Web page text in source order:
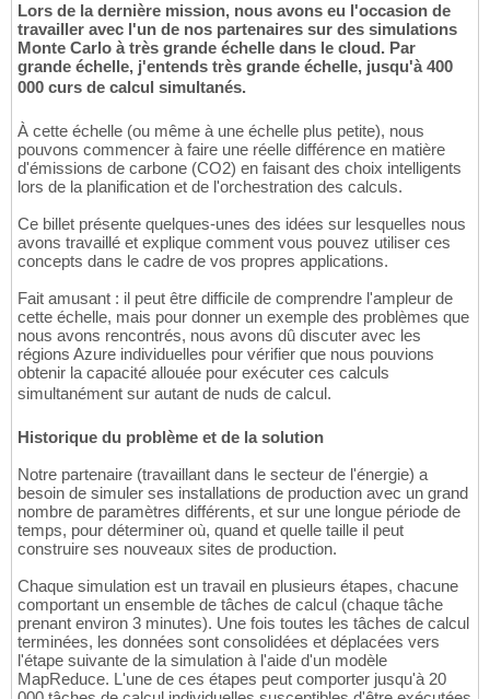
Lors de la dernière mission, nous avons eu l'occasion de
travailler avec l'un de nos partenaires sur des simulations
Monte Carlo à très grande échelle dans le cloud. Par
grande échelle, j'entends très grande échelle, jusqu'à 400
000 curs de calcul simultanés.
À cette échelle (ou même à une échelle plus petite), nous
pouvons commencer à faire une réelle différence en matière
d'émissions de carbone (CO2) en faisant des choix intelligents
lors de la planification et de l'orchestration des calculs.
Ce billet présente quelques-unes des idées sur lesquelles nous
avons travaillé et explique comment vous pouvez utiliser ces
concepts dans le cadre de vos propres applications.
Fait amusant : il peut être difficile de comprendre l'ampleur de
cette échelle, mais pour donner un exemple des problèmes que
nous avons rencontrés, nous avons dû discuter avec les
régions Azure individuelles pour vérifier que nous pouvions
obtenir la capacité allouée pour exécuter ces calculs
simultanément sur autant de nuds de calcul.
Historique du problème et de la solution
Notre partenaire (travaillant dans le secteur de l'énergie) a
besoin de simuler ses installations de production avec un grand
nombre de paramètres différents, et sur une longue période de
temps, pour déterminer où, quand et quelle taille il peut
construire ses nouveaux sites de production.
Chaque simulation est un travail en plusieurs étapes, chacune
comportant un ensemble de tâches de calcul (chaque tâche
prenant environ 3 minutes). Une fois toutes les tâches de calcul
terminées, les données sont consolidées et déplacées vers
l'étape suivante de la simulation à l'aide d'un modèle
MapReduce. L'une de ces étapes peut comporter jusqu'à 20